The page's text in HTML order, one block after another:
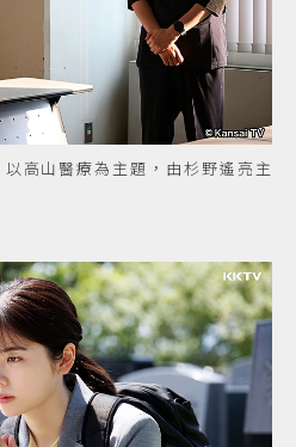
高山醫療為主題，由杉野遙亮主